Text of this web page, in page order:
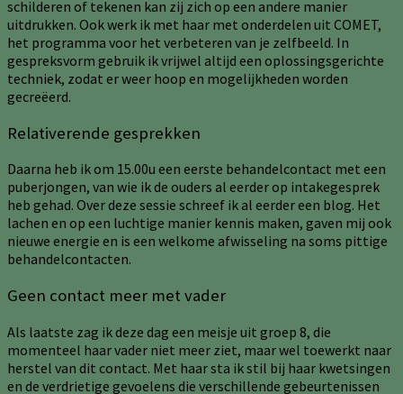
schilderen of tekenen kan zij zich op een andere manier
uitdrukken. Ook werk ik met haar met onderdelen uit COMET,
het programma voor het verbeteren van je zelfbeeld. In
gespreksvorm gebruik ik vrijwel altijd een oplossingsgerichte
techniek, zodat er weer hoop en mogelijkheden worden
gecreëerd.
Relativerende gesprekken
Daarna heb ik om 15.00u een eerste behandelcontact met een
puberjongen, van wie ik de ouders al eerder op intakegesprek
heb gehad. Over deze sessie schreef ik al eerder een blog. Het
lachen en op een luchtige manier kennis maken, gaven mij ook
nieuwe energie en is een welkome afwisseling na soms pittige
behandelcontacten.
Geen contact meer met vader
Als laatste zag ik deze dag een meisje uit groep 8, die
momenteel haar vader niet meer ziet, maar wel toewerkt naar
herstel van dit contact. Met haar sta ik stil bij haar kwetsingen
en de verdrietige gevoelens die verschillende gebeurtenissen